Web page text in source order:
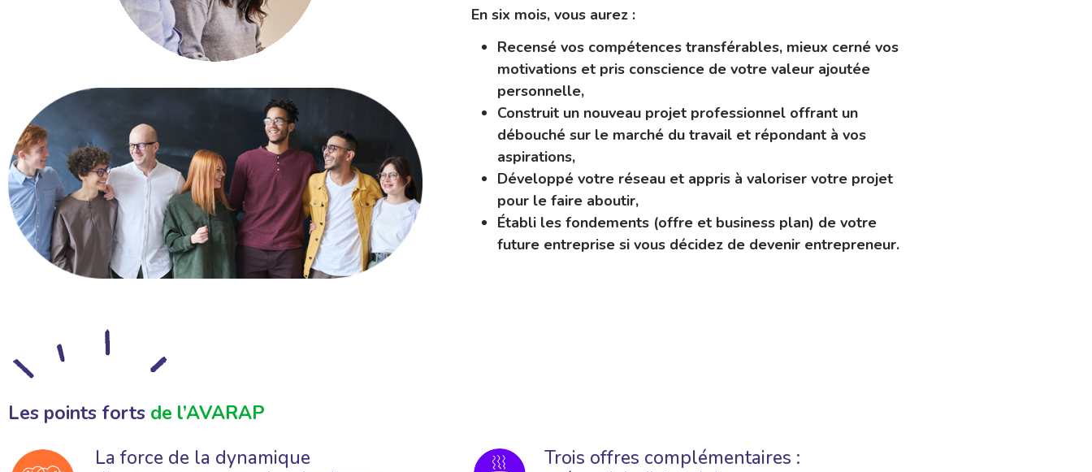
En six mois, vous aurez :
Recensé vos compétences transférables, mieux cerné vos
motivations et pris conscience de votre valeur ajoutée
personnelle,
Construit un nouveau projet professionnel offrant un
débouché sur le marché du travail et répondant à vos
aspirations,
Développé votre réseau et appris à valoriser votre projet
pour le faire aboutir,
Établi les fondements (offre et business plan) de votre
future entreprise si vous décidez de devenir entrepreneur.
Les points forts de l’AVARAP
La force de la dynamique
Trois offres complémentaires :